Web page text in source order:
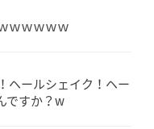
ｗｗｗｗｗ
ヘールシェイク！ヘー
ですか？w